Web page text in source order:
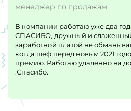
менеджер по продажам
В компании работаю уже два
СПАСИБО, дружный и
заработной платой не
когда шеф перед новым 2021
премию. Работаю удаленно на
.Спасибо.